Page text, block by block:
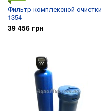
Фильтр комплексной очистки
1354
39 456 грн